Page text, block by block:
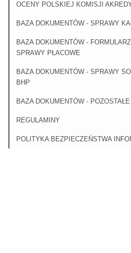
OCENY POLSKIEJ KOMISJI
BAZA DOKUMENTÓW - SPRAWY
BAZA DOKUMENTÓW -
SPRAWY PŁACOWE
BAZA DOKUMENTÓW - SPRAWY
BHP
BAZA DOKUMENTÓW -
REGULAMINY
POLITYKA BEZPIECZEŃSTWA